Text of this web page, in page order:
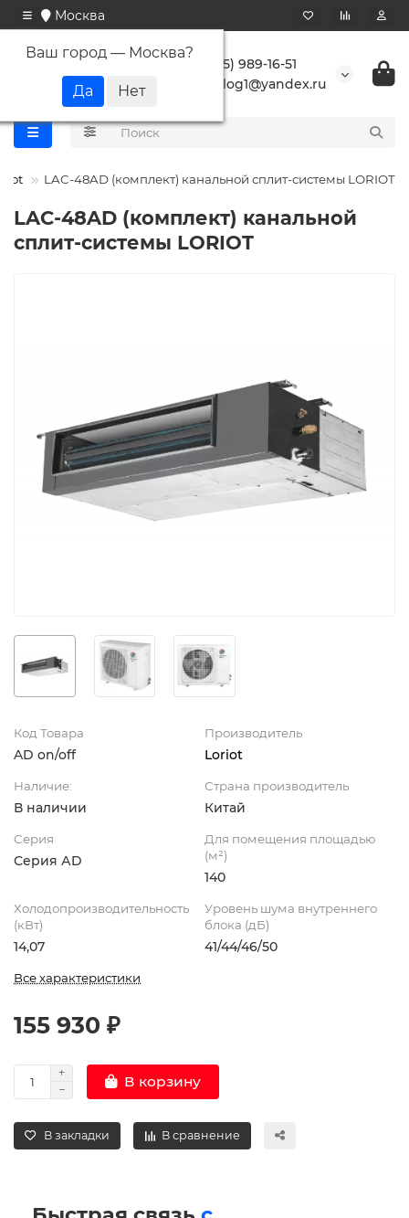
Москва
Ваш город — Москва?
+7 (495) 989-16-51
buranlog1@yandex.ru
LAC-48AD (комплект) канальной сплит-системы LORIOT
LAC-48AD (комплект) канальной
сплит-системы LORIOT
Код Товара
AD on/off
Производитель
Loriot
Наличие:
В наличии
Страна производитель
Китай
Серия
Серия АD
Для помещения площадью
(м²)
140
Холодопроизводительность
(кВт)
14,07
Уровень шума внутреннего
блока (дБ)
41/44/46/50
Все характеристики
155 930 ₽
В корзину
В закладки В сравнение